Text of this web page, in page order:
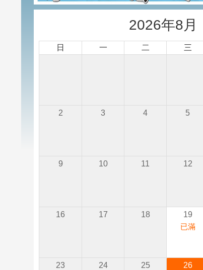
2026年8月
日 一 二 三
2 3 4 5
9 10 11 12
16 17 18
19
已滿
23 24 25
26